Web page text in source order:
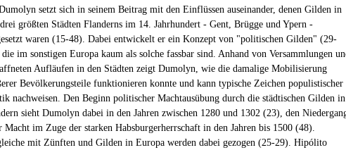
setzt sich in seinem Beitrag mit den Einflüssen auseinander, denen Gilden in
größten Städten Flanderns im 14. Jahrhundert - Gent, Brügge und Ypern -
waren (15-48). Dabei entwickelt er ein Konzept von "politischen Gilden" (29-
im sonstigen Europa kaum als solche fassbar sind. Anhand von Versammlungen
Aufläufen in den Städten zeigt Dumolyn, wie die damalige Mobilisierung
Bevölkerungsteile funktionieren konnte und kann typische Zeichen populistischer
nachweisen. Den Beginn politischer Machtausübung durch die städtischen Gilden in
sieht Dumolyn dabei in den Jahren zwischen 1280 und 1302 (23), den
Macht im Zuge der starken Habsburgerherrschaft in den Jahren bis 1500 (48).
mit Zünften und Gilden in Europa werden dabei gezogen (25-29). Hipólito